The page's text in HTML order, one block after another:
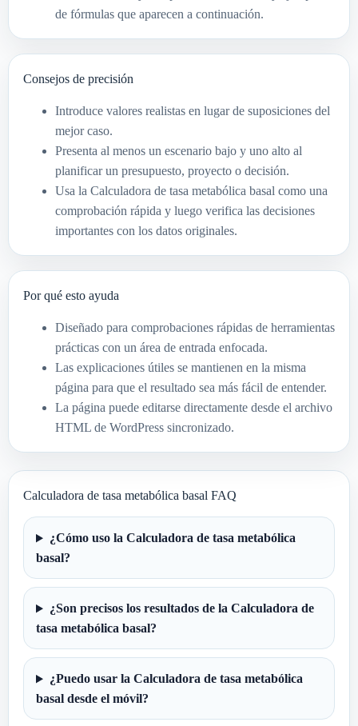
de fórmulas que aparecen a continuación.
Consejos de precisión
Introduce valores realistas en lugar de suposiciones del
mejor caso.
Presenta al menos un escenario bajo y uno alto al
planificar un presupuesto, proyecto o decisión.
Usa la Calculadora de tasa metabólica basal como una
comprobación rápida y luego verifica las decisiones
importantes con los datos originales.
Por qué esto ayuda
Diseñado para comprobaciones rápidas de herramientas
prácticas con un área de entrada enfocada.
Las explicaciones útiles se mantienen en la misma
página para que el resultado sea más fácil de entender.
La página puede editarse directamente desde el archivo
HTML de WordPress sincronizado.
Calculadora de tasa metabólica basal FAQ
¿Cómo uso la Calculadora de tasa metabólica
basal?
¿Son precisos los resultados de la Calculadora de
tasa metabólica basal?
¿Puedo usar la Calculadora de tasa metabólica
basal desde el móvil?